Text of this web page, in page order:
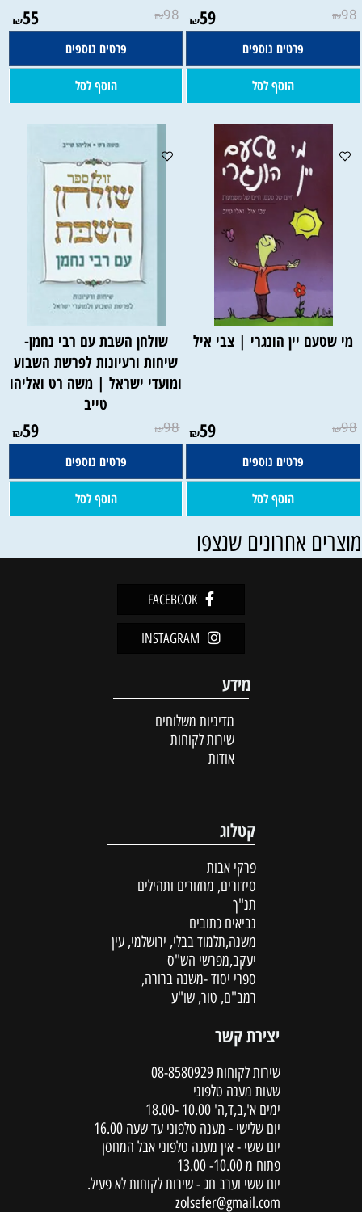
₪98
₪59
פרטים נוספים
הוסף לסל
₪98
₪55
פרטים נוספים
הוסף לסל
מי שטעם יין הונגרי | צבי איל
₪98
₪59
פרטים נוספים
הוסף לסל
שולחן השבת עם רבי נחמן-
שיחות ורעיונות לפרשת השבוע
ומועדי ישראל | משה רט ואליהו
טייב
₪98
₪59
פרטים נוספים
הוסף לסל
אחרונים שנצפו
FACEBOOK
INSTAGRAM
מידע
מדיניות משלוחים
שירות לקוחות
אודות
קטלוג
פרקי אבות
סידורים, מחזורים ותהילים
תנ"ך
נביאים כתובים
משנה,תלמוד בבלי, ירושלמי, עין
יעקב,מפרשי הש"ס
ספרי יסוד -משנה ברורה,
רמב"ם, טור, שו"ע
יצירת קשר
שירות לקוחות 08-8580929
שעות מענה טלפוני
ימים א',ב,ד,ה' 10.00 -18.00
יום שלישי - מענה טלפוני עד שעה 16.00
יום ששי - אין מענה טלפוני אבל המחסן
פתוח מ 10.00- 13.00
יום ששי וערב חג - שירות לקוחות לא פעיל.
zolsefer@gmail.com